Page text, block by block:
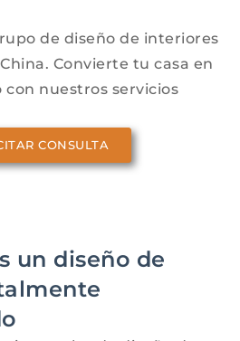
de diseño de interiores
Convierte tu casa en
nuestros servicios
CONSULTA
un diseño de